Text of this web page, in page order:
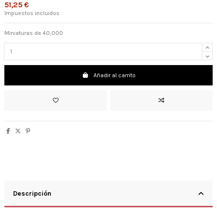
51,25 €
Impuestos incluidos
Miniaturas de 40,000
Añadir al carrito
Descripción